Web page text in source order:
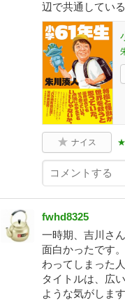
辺で共通してい
ナイス
fwhd8325
一時期、吉川さ
面白かったです
わってしまった
タイトルは、広
ような気がします